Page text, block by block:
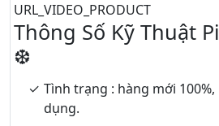
URL_VIDEO_PRODUCT
Thông Số Kỹ Thuật
❆
Tình trạng : hàng mới
dụng.